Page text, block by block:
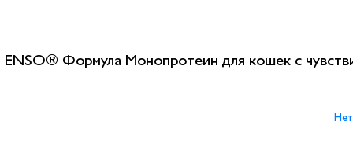
ENSO® Формула Монопротеин для кошек с